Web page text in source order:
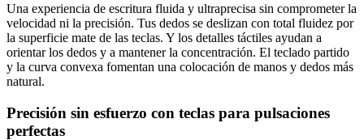
Una experiencia de escritura fluida y ultraprecisa sin comprometer la
velocidad ni la precisión. Tus dedos se deslizan con total fluidez por
la superficie mate de las teclas. Y los detalles táctiles ayudan a
orientar los dedos y a mantener la concentración. El teclado partido
y la curva convexa fomentan una colocación de manos y dedos más
natural.
Precisión sin esfuerzo con teclas para pulsaciones
perfectas